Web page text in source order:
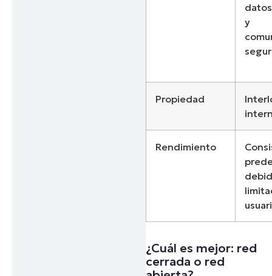
y
Propiedad
Rendimiento
¿Cuál es mejor: red
cerrada o red